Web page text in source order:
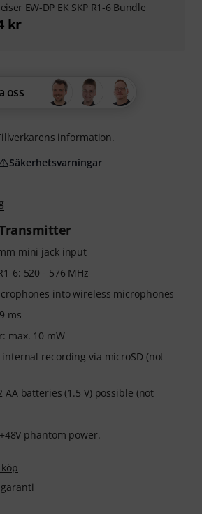
mini jack input
6: 520 - 576 MHz
into wireless microphones
ms
max. 10 mW
recording via microSD (not
AA batteries (1.5 V) possible (not
phantom power.
oss
information.
Säkerhetsvarningar
EW-DP EK SKP R1-6 Bundle
kr